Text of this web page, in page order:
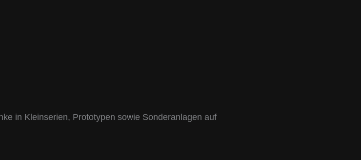
in Kleinserien, Prototypen sowie Sonderanlagen auf